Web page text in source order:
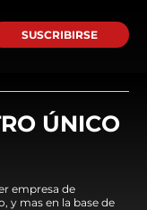
SUSCRIBIRSE
ÚNICO
empresa de
y mas en la base de